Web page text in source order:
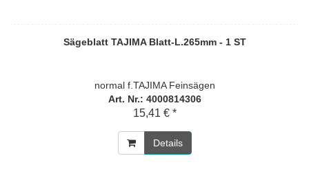
Sägeblatt TAJIMA Blatt-L.265mm - 1 ST
normal f.TAJIMA Feinsägen
Art. Nr.: 4000814306
15,41 € *
Details